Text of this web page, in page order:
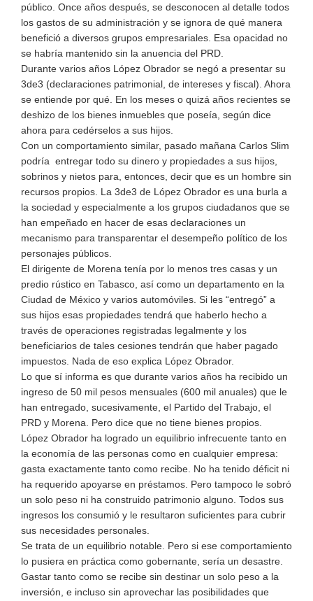
público. Once años después, se desconocen al detalle todos
los gastos de su administración y se ignora de qué manera
benefició a diversos grupos empresariales. Esa opacidad no
se habría mantenido sin la anuencia del PRD.
Durante varios años López Obrador se negó a presentar su
3de3 (declaraciones patrimonial, de intereses y fiscal). Ahora
se entiende por qué. En los meses o quizá años recientes se
deshizo de los bienes inmuebles que poseía, según dice
ahora para cedérselos a sus hijos.
Con un comportamiento similar, pasado mañana Carlos Slim
podría entregar todo su dinero y propiedades a sus hijos,
sobrinos y nietos para, entonces, decir que es un hombre sin
recursos propios. La 3de3 de López Obrador es una burla a
la sociedad y especialmente a los grupos ciudadanos que se
han empeñado en hacer de esas declaraciones un
mecanismo para transparentar el desempeño político de los
personajes públicos.
El dirigente de Morena tenía por lo menos tres casas y un
predio rústico en Tabasco, así como un departamento en la
Ciudad de México y varios automóviles. Si les “entregó” a
sus hijos esas propiedades tendrá que haberlo hecho a
través de operaciones registradas legalmente y los
beneficiarios de tales cesiones tendrán que haber pagado
impuestos. Nada de eso explica López Obrador.
Lo que sí informa es que durante varios años ha recibido un
ingreso de 50 mil pesos mensuales (600 mil anuales) que le
han entregado, sucesivamente, el Partido del Trabajo, el
PRD y Morena. Pero dice que no tiene bienes propios.
López Obrador ha logrado un equilibrio infrecuente tanto en
la economía de las personas como en cualquier empresa:
gasta exactamente tanto como recibe. No ha tenido déficit ni
ha requerido apoyarse en préstamos. Pero tampoco le sobró
un solo peso ni ha construido patrimonio alguno. Todos sus
ingresos los consumió y le resultaron suficientes para cubrir
sus necesidades personales.
Se trata de un equilibrio notable. Pero si ese comportamiento
lo pusiera en práctica como gobernante, sería un desastre.
Gastar tanto como se recibe sin destinar un solo peso a la
inversión, e incluso sin aprovechar las posibilidades que